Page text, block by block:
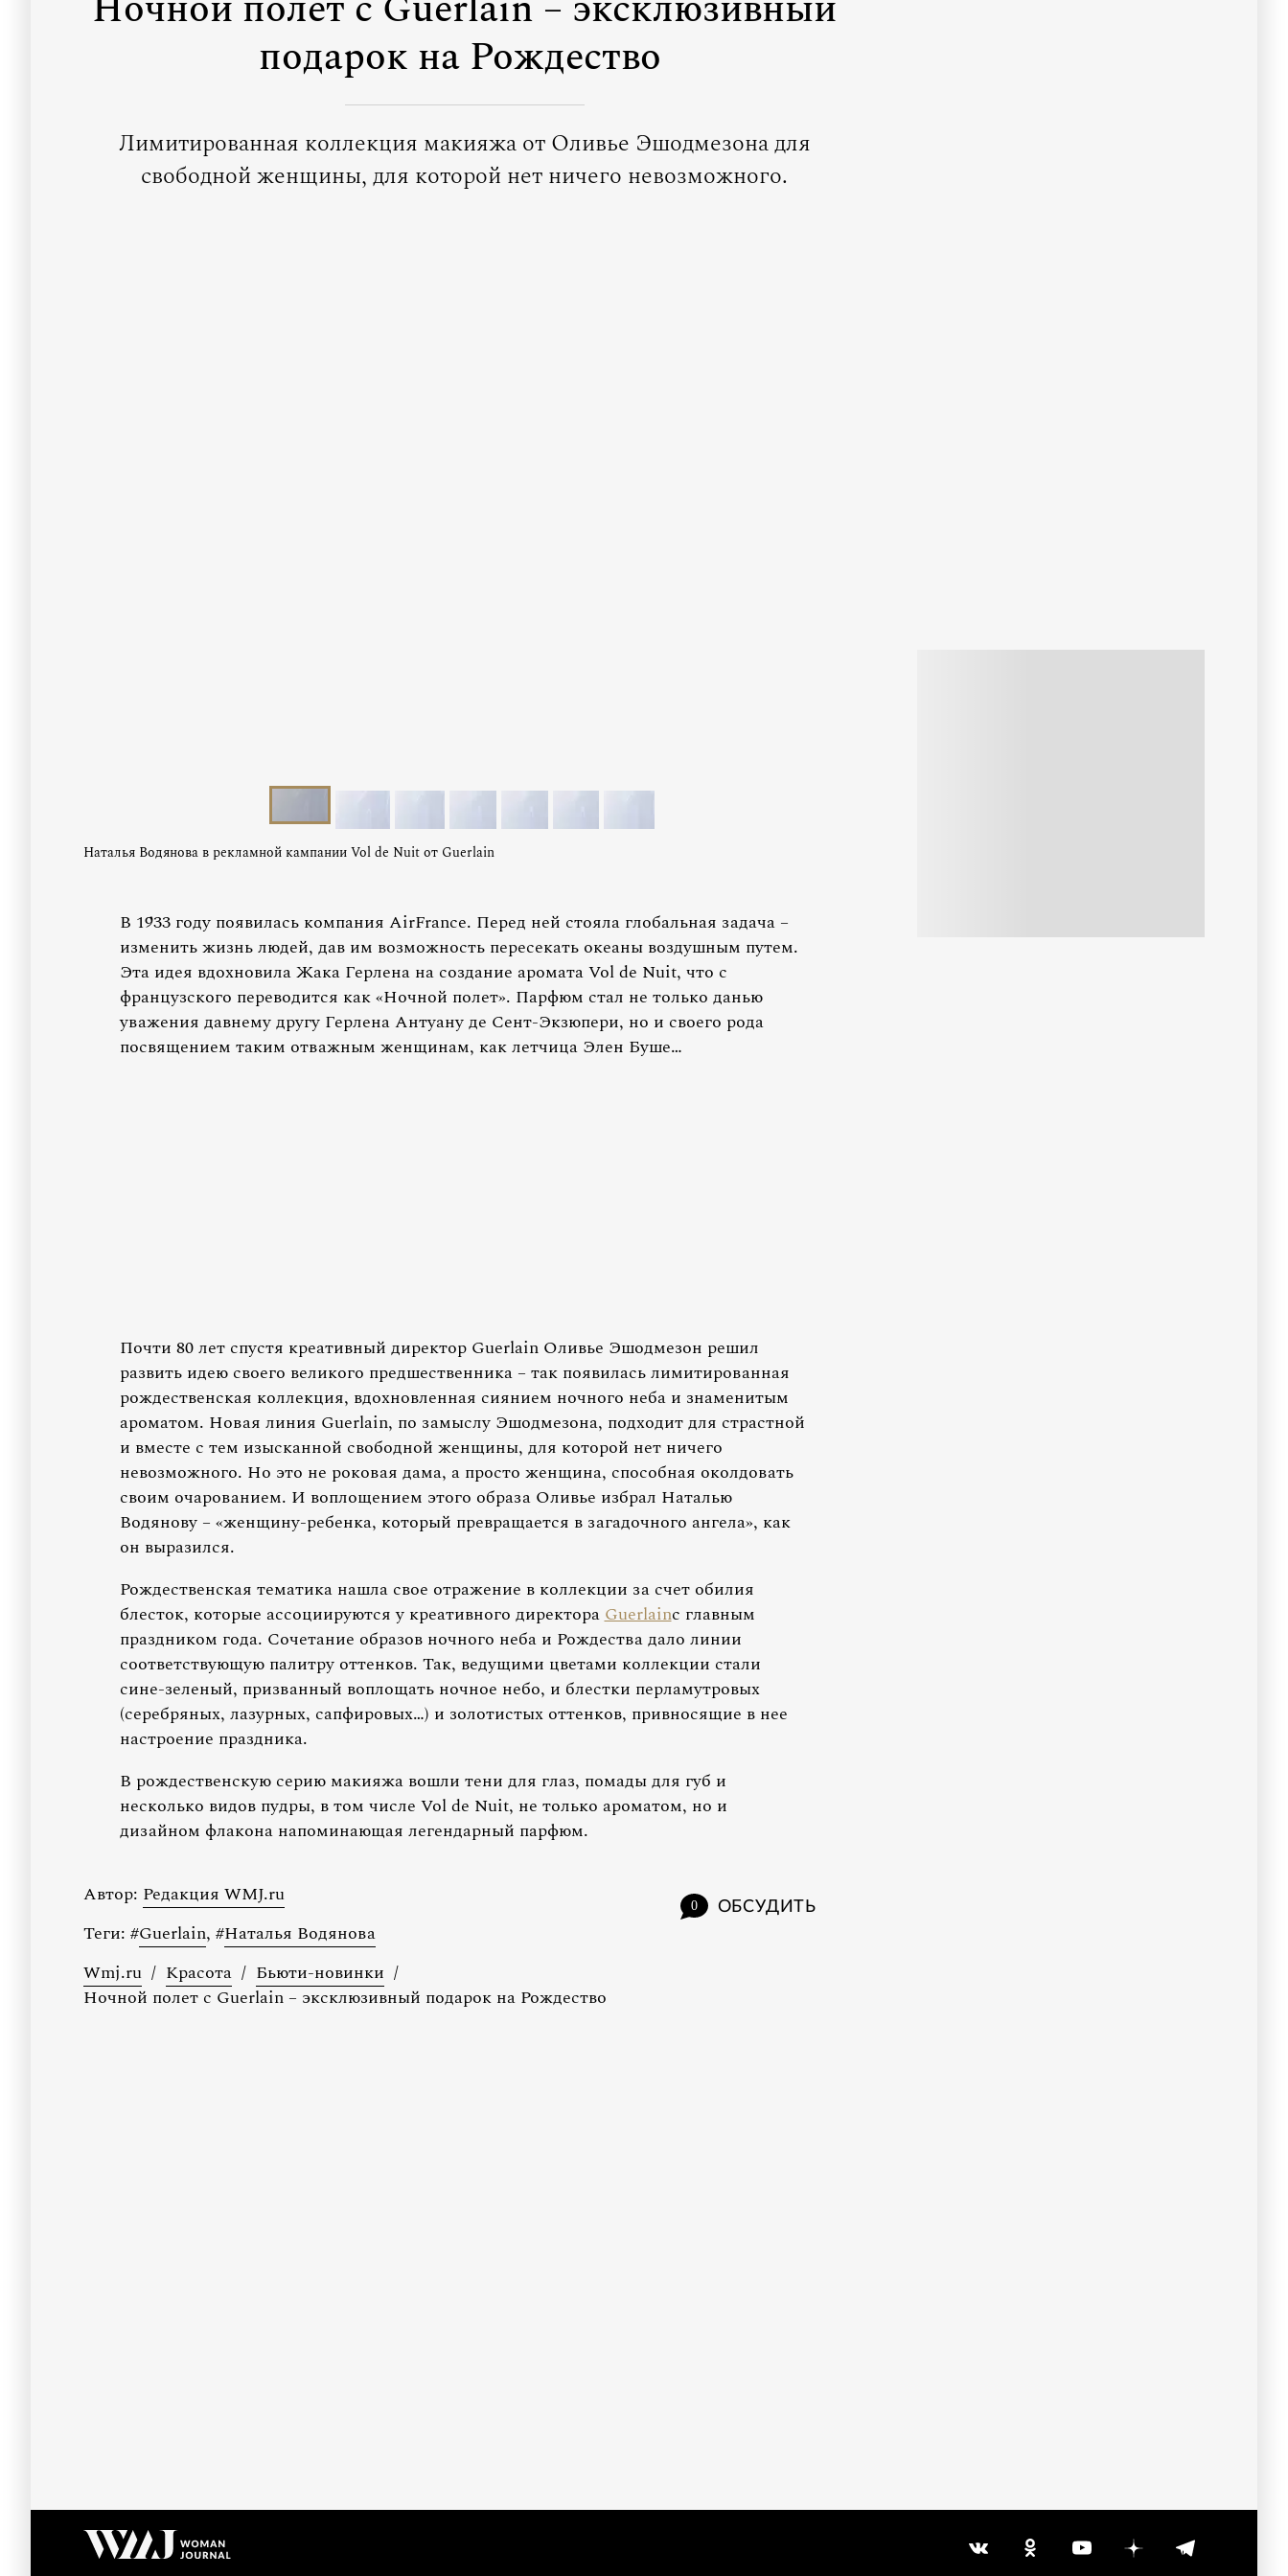
подарок на Рождество
Лимитированная коллекция макияжа от Оливье Эшодмезона для
свободной женщины, для которой нет ничего невозможного.
Наталья Водянова в рекламной кампании Vol de Nuit от Guerlain
В 1933 году появилась компания AirFrance. Перед ней стояла глобальная задача –
изменить жизнь людей, дав им возможность пересекать океаны воздушным путем.
Эта идея вдохновила Жака Герлена на создание аромата Vol de Nuit, что с
французского переводится как «Ночной полет». Парфюм стал не только данью
уважения давнему другу Герлена Антуану де Сент-Экзюпери, но и своего рода
посвящением таким отважным женщинам, как летчица Элен Буше…
Почти 80 лет спустя креативный директор Guerlain Оливье Эшодмезон решил
развить идею своего великого предшественника – так появилась лимитированная
рождественская коллекция, вдохновленная сиянием ночного неба и знаменитым
ароматом. Новая линия Guerlain, по замыслу Эшодмезона, подходит для страстной
и вместе с тем изысканной свободной женщины, для которой нет ничего
невозможного. Но это не роковая дама, а просто женщина, способная околдовать
своим очарованием. И воплощением этого образа Оливье избрал Наталью
Водянову – «женщину-ребенка, который превращается в загадочного ангела», как
он выразился.
Рождественская тематика нашла свое отражение в коллекции за счет обилия
блесток, которые ассоциируются у креативного директораGuerlainс главным
праздником года. Сочетание образов ночного неба и Рождества дало линии
соответствующую палитру оттенков. Так, ведущими цветами коллекции стали
сине-зеленый, призванный воплощать ночное небо, и блестки перламутровых
(серебряных, лазурных, сапфировых…) и золотистых оттенков, привносящие в нее
настроение праздника.
В рождественскую серию макияжа вошли тени для глаз, помады для губ и
несколько видов пудры, в том числе Vol de Nuit, не только ароматом, но и
дизайном флакона напоминающая легендарный парфюм.
0 ОБСУДИТЬ
Автор: Редакция WMJ.ru
Теги: #Guerlain, #Наталья Водянова
Wmj.ru / Красота / Бьюти-новинки /
Ночной полет с Guerlain – эксклюзивный подарок на Рождество